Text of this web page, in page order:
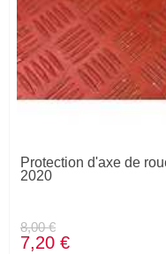
Protection d'axe de
2020
8,00 €
7,20 €